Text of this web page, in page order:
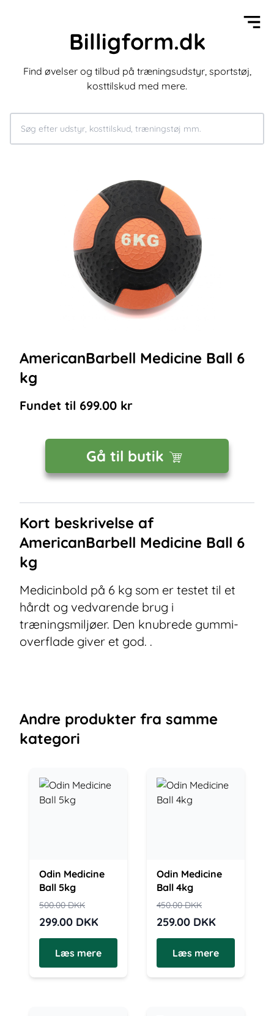
Billigform.dk
Find øvelser og tilbud på træningsudstyr, sportstøj,
kosttilskud med mere.
AmericanBarbell Medicine Ball 6
kg
Fundet til 699.00 kr
Gå til butik
Kort beskrivelse af
AmericanBarbell Medicine Ball 6
kg
Medicinbold på 6 kg som er testet til et
hårdt og vedvarende brug i
træningsmiljøer. Den knubrede gummi-
overflade giver et god. .
Andre produkter fra samme
kategori
Odin Medicine
Ball 5kg
500.00DKK
299.00 DKK
Læs mere
Odin Medicine
Ball 4kg
450.00DKK
259.00 DKK
Læs mere